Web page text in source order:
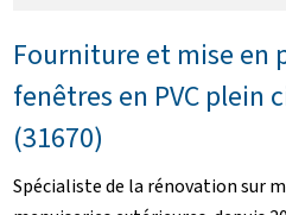
Fourniture et mise en
fenêtres en PVC plein
(31670)
Spécialiste de la rénovation sur